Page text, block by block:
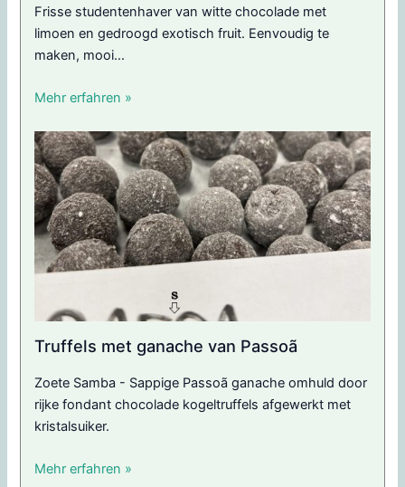
Frisse studentenhaver van witte chocolade met
limoen en gedroogd exotisch fruit. Eenvoudig te
maken, mooi...
Mehr erfahren »
Truffels met ganache van Passoã
Zoete Samba - Sappige Passoã ganache omhuld door
rijke fondant chocolade kogeltruffels afgewerkt met
kristalsuiker.
Mehr erfahren »